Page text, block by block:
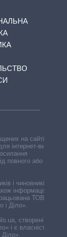
на сайті,
інтернет-видань
повного або
і чиновників,
інформація про
ТОВ «ІА
і Діло».
створені ГО
і є власністю